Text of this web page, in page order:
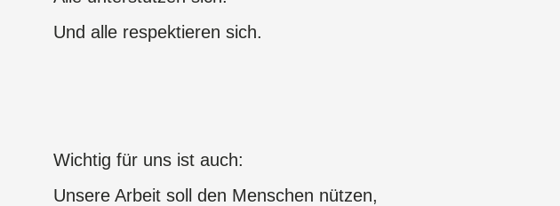
Und alle respektieren sich.
Wichtig für uns ist auch:
Unsere Arbeit soll den Menschen nützen,